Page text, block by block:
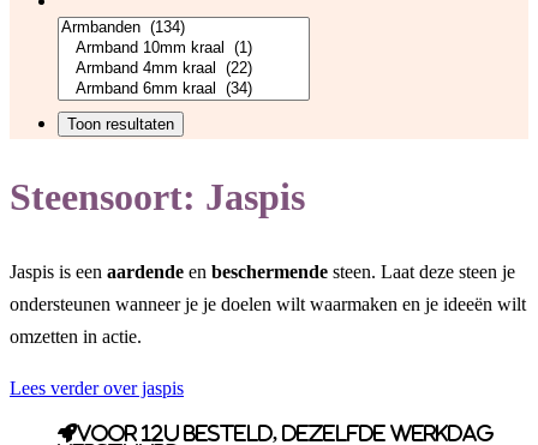
Steensoort: Jaspis
Jaspis is een aardende en beschermende steen. Laat deze steen je
ondersteunen wanneer je je doelen wilt waarmaken en je ideeën wilt
omzetten in actie.
Lees verder over jaspis
Voor 12u besteld, dezelfde werkdag